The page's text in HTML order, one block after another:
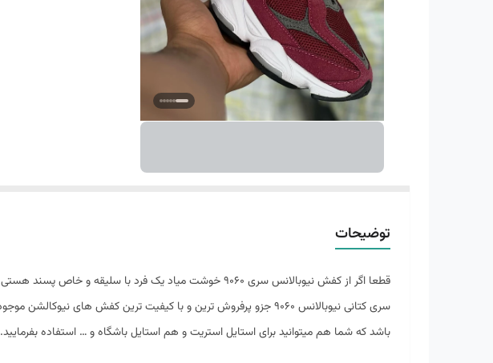
توضیحات
قطعا اگر از کفش نیوبالانس سری 9060 خوشت میاد یک فرد با سلیقه و خاص پسند هستی که یکی از ترندهای سال 2023 انتخاب کردی !
باشد که شما هم میتوانید برای استایل استریت و هم استایل باشگاه و … استفاده بفرمایید.